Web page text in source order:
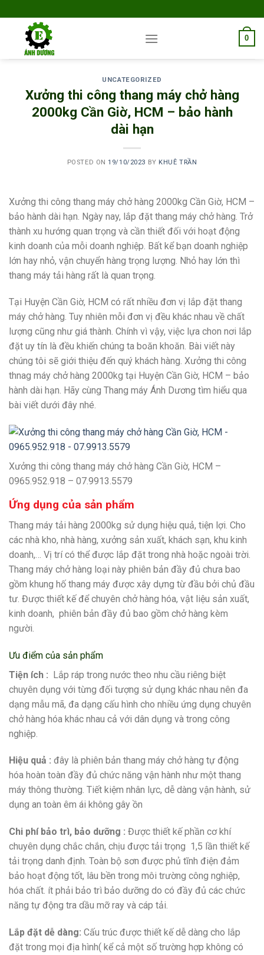
to
content
0
UNCATEGORIZED
Xưởng thi công thang máy chở hàng
2000kg Cần Giờ, HCM – bảo hành
dài hạn
POSTED ON19/10/2023 BY KHUÊ TRẦN
Xưởng thi công thang máy chở hàng 2000kg Cần Giờ, HCM –
bảo hành dài hạn. Ngày nay, lắp đặt thang máy chở hàng. Trở
thành xu hướng quan trọng và cần thiết đối với hoạt động
kinh doanh của mỗi doanh nghiệp. Bất kể bạn doanh nghiệp
lớn hay nhỏ, vận chuyển hàng trọng lượng. Nhỏ hay lớn thì
thang máy tải hàng rất là quan trọng.
Tại Huyện Cần Giờ, HCM có rất nhiều đơn vị lắp đặt thang
máy chở hàng. Tuy nhiên mỗi đơn vị đều khác nhau về chất
lượng cũng như giá thành. Chính vì vậy, việc lựa chon nơi lắp
đặt uy tín là đều khiến chúng ta boăn khoăn. Bài viết này
chúng tôi sẽ giới thiệu đến quý khách hàng. Xưởng thi công
thnag máy chở hàng 2000kg tại Huyện Cần Giờ, HCM – bảo
hành dài hạn. Hãy cùng Thang máy Ánh Dương tìm hiểu qua
bài viết dưới đây nhé.
Xưởng thi công thang máy chở hàng Cần Giờ, HCM –
0965.952.918 – 07.9913.5579
Ứng dụng của sản phẩm
Thang máy tải hàng 2000kg sử dụng hiệu quả, tiện lợi. Cho
các nhà kho, nhà hàng, xưởng sản xuất, khách sạn, khu kinh
doanh,… Vị trí có thể được lắp đặt trong nhà hoặc ngoài trời.
Thang máy chở hàng loại này phiên bản đầy đủ chưa bao
gồm khung hố thang máy được xây dựng từ đầu bởi chủ đầu
tư. Được thiết kế để chuyên chở hàng hóa, vật liệu sản xuất,
kinh doanh, phiên bản đầy đủ bao gồm chở hàng kèm
người.
Ưu điểm của sản phẩm
Tiện ích : Lắp ráp trong nước theo nhu cầu riêng biệt
chuyên dụng với từng đối tượng sử dụng khác nhau nên đa
dạng mẫu mã, đa dạng cấu hình cho nhiều ứng dụng chuyên
chở hàng hóa khác nhau cả với dân dụng và trong công
nghiệp.
Hiệu quả : đây là phiên bản thang máy chở hàng tự động
hóa hoàn toàn đầy đủ chức năng vận hành như một thang
máy thông thường. Tiết kiệm nhân lực, dễ dàng vận hành, sử
dụng an toàn êm ái không gây ồn
Chi phí bảo trì, bảo dưỡng : Được thiết kế phần cơ khí
chuyên dụng chắc chắn, chịu được tải trọng 1,5 lần thiết kế
tải trọng danh định. Toàn bộ sơn được phủ tĩnh điện đảm
bảo hoạt động tốt, lâu bền trong môi trường công nghiệp,
hóa chất. ít phải bảo trì bảo dưỡng do có đầy đủ các chức
năng tự động tra dầu mỡ ray và cáp tải.
Lắp đặt dễ dàng: Cấu trúc được thiết kế dễ dàng cho lắp
đặt trong mọi địa hình( kể cả một số trường hợp không có